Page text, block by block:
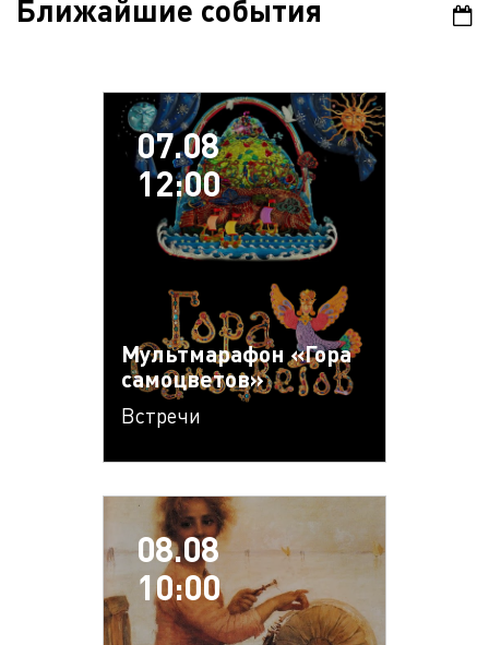
Ближайшие события
07.08
12:00
Мультмарафон «Гора
самоцветов»
Встречи
08.08
10:00